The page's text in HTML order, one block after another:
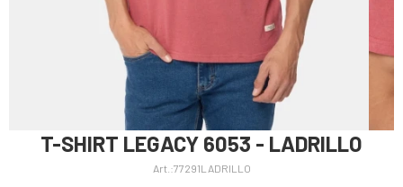
T-SHIRT LEGACY 6053 - LADRILLO
77291LADRILLO